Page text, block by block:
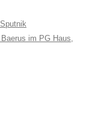
im PG Haus,